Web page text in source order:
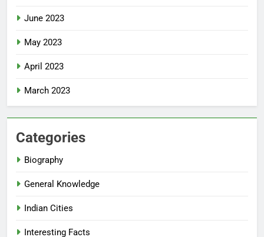
June 2023
May 2023
April 2023
March 2023
Categories
Biography
General Knowledge
Indian Cities
Interesting Facts